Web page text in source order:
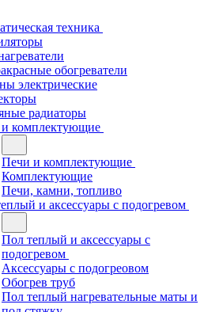
техника
обогреватели
электрические
радиаторы
комплектующие
Печи и комплектующие
Комплектующие
Печи, камни, топливо
и аксессуары с подогревом
Пол теплый и аксессуары с
подогревом
Аксессуары с подогреовом
Обогрев труб
Пол теплый нагревательные маты и